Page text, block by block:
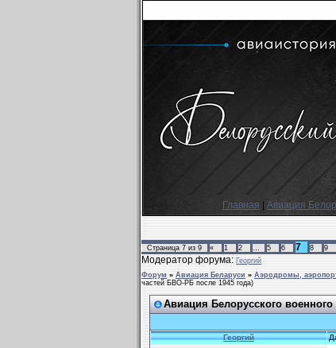
Главная Авиация
Страница 7 из 9 « 1 2 … 5 6 7 8 9
Модератор форума:Георгий
Форум » Авиация Беларуси » Аэродромы,
частей БВО-РБ после 1945 года)
Авиация Белорусского
Георгий